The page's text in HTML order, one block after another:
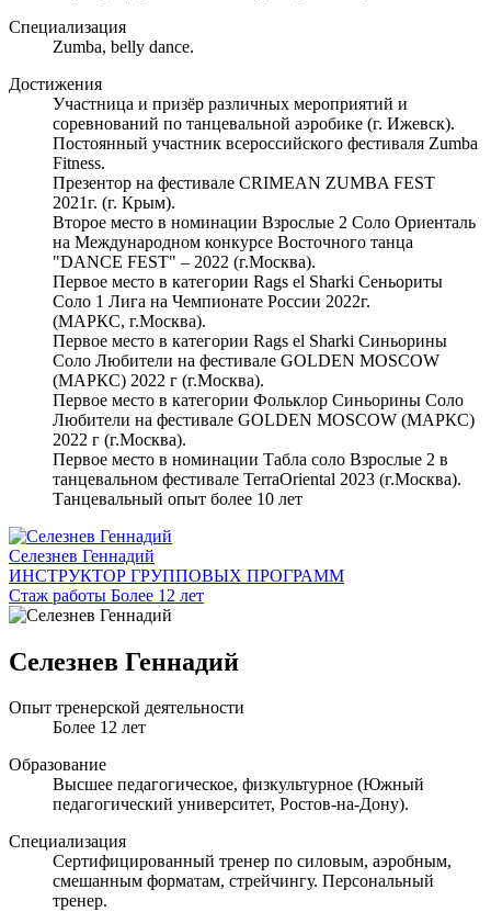
Специализация
Zumba, belly dance.
Достижения
Участница и призёр различных мероприятий и
соревнований по танцевальной аэробике (г. Ижевск).
Постоянный участник всероссийского фестиваля Zumba
Fitness.
Презентор на фестивале CRIMEAN ZUMBA FEST
2021г. (г. Крым).
Второе место в номинации Взрослые 2 Соло Ориенталь
на Международном конкурсе Восточного танца
"DANCE FEST" – 2022 (г.Москва).
Первое место в категории Rags el Sharki Сеньориты
Соло 1 Лига на Чемпионате России 2022г.
(МАРКС, г.Москва).
Первое место в категории Rags el Sharki Синьорины
Соло Любители на фестивале GOLDEN MOSCOW
(МАРКС) 2022 г (г.Москва).
Первое место в категории Фольклор Синьорины Соло
Любители на фестивале GOLDEN MOSCOW (МАРКС)
2022 г (г.Москва).
Первое место в номинации Табла соло Взрослые 2 в
танцевальном фестивале TerraOriental 2023 (г.Москва).
Танцевальный опыт более 10 лет
Селезнев Геннадий
ИНСТРУКТОР ГРУППОВЫХ ПРОГРАММ
Стаж работы Более 12 лет
Селезнев Геннадий
Опыт тренерской деятельности
Более 12 лет
Образование
Высшее педагогическое, физкультурное (Южный
педагогический университет, Ростов-на-Дону).
Специализация
Сертифицированный тренер по силовым, аэробным,
смешанным форматам, стрейчингу. Персональный
тренер.